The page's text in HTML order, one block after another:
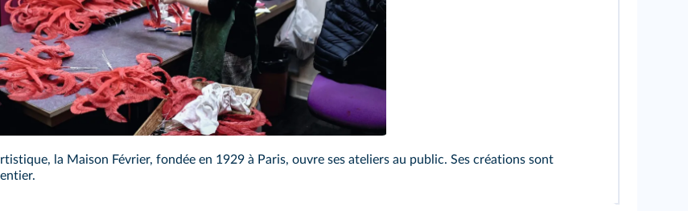
la Maison Février, fondée en 1929 à Paris, ouvre ses ateliers au public. Ses créations sont